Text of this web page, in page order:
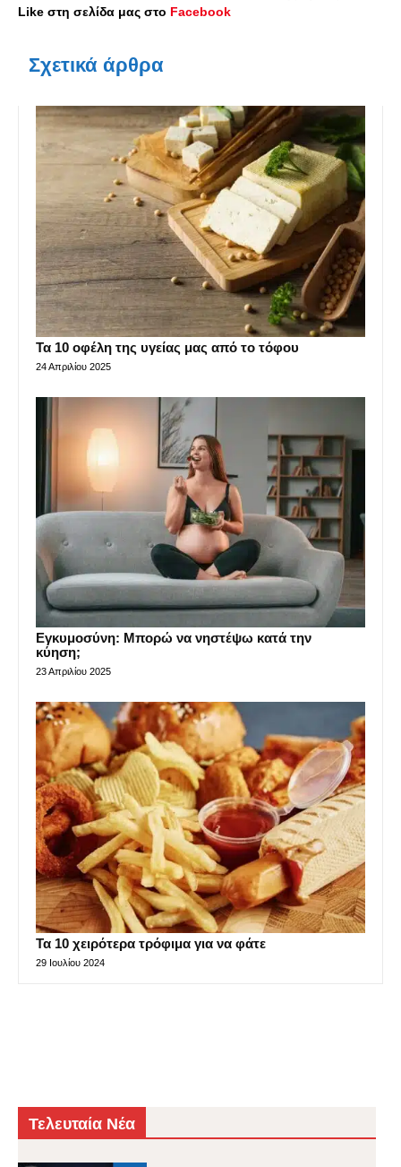
Like στη σελίδα μας στο Facebook
Σχετικά άρθρα
Τα 10 οφέλη της υγείας μας από το τόφου
24 Απριλίου 2025
Εγκυμοσύνη: Μπορώ να νηστέψω κατά την
κύηση;
23 Απριλίου 2025
Τα 10 χειρότερα τρόφιμα για να φάτε
29 Ιουλίου 2024
Τελευταία Νέα